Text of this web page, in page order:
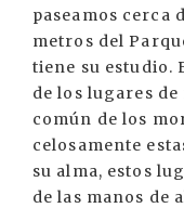
paseamos cerca
metros del
tiene su estudio.
de los lugares
común de los
celosamente
su alma, estos
de las manos de